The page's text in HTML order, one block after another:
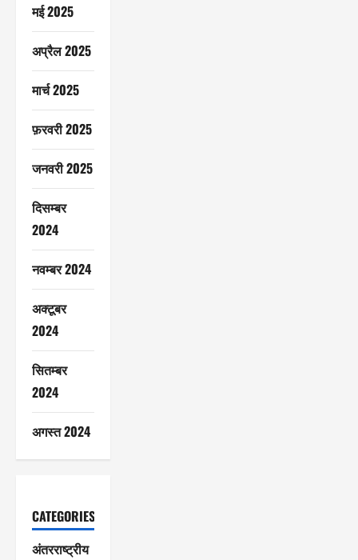
मई 2025
अप्रैल 2025
मार्च 2025
फ़रवरी 2025
जनवरी 2025
दिसम्बर
2024
नवम्बर 2024
अक्टूबर
2024
सितम्बर
2024
अगस्त 2024
CATEGORIES
अंतरराष्ट्रीय